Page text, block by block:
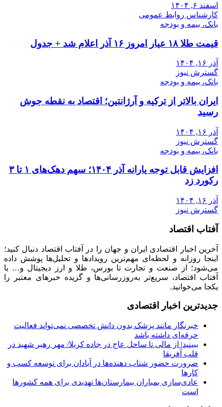
اسفند ۶, ۱۴۰۴
کارشناس روابط عمومی
بانک، بیمه و بودجه
قیمت طلا ۱۸ عیار امروز ۱۶ آذر اعلام شد + جدول
آذر ۱۶, ۱۴۰۴
گسترش نیوز
بانک، بیمه و بودجه
ایران بالاتر از ترکیه و آرژانتین؛ اقتصاد به نقطه جوش
رسید
آذر ۱۶, ۱۴۰۴
گسترش نیوز
بانک، بیمه و بودجه
افزایش قابل توجه یارانه آذر ۱۴۰۴؛ سهم دهک‌های ۱ تا ۳
رکورد زد
آذر ۱۶, ۱۴۰۴
گسترش نیوز
آفتاب اقتصاد
آخرین اخبار اقتصادی ایران و جهان را در آفتاب اقتصاد دنبال کنید؛
اینجا روزانه و لحظه‌ای مهم‌ترین رویدادها و تحلیل‌ها پوشش داده
می‌شود؛ از صنعت و تجارت تا بورس، طلا و ارز دیجیتال و… با
آفتاب اقتصاد، سریع‌تر به‌روزرسانی‌ها و گزیده خبرهای معتبر را
یکجا می‌خوانید.
جدیدترین اخبار اقتصادی
خبرنگار مانند پزشک بدون دانش تخصصی نمی‌تواند فعالیت
حرفه‌ای داشته باشد
ببینید| از مالی تا ساحل عاج در جاده کربلا/ مهر رهبر شهید در
قلب آفریقا
ضرورت حضور شتاب ‌دهنده‌ها در آبادان برای توسعه کسب‌ و
کارها
عادی‌سازی بمباران بیمارستان‌ها تهدیدی برای همه کشورها
است